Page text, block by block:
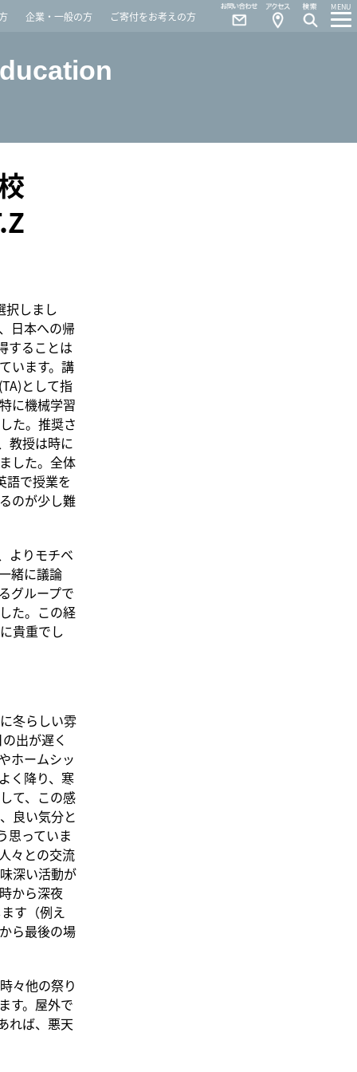
企業・一般の方 ご寄付をお考えの方
MENU
Access
Contact
択しまし
日本への帰
することは
います。講
として指
に機械学習
た。推奨さ
教授は時に
した。全体
語で授業を
のが少し難
よりモチベ
緒に議論
グループで
た。この経
貴重でし
冬らしい雰
出が遅く
ホームシッ
く降り、寒
て、この感
良い気分と
思っていま
々との交流
深い活動が
から深夜
す（例え
ら最後の場
々他の祭り
す。屋外で
れば、悪天